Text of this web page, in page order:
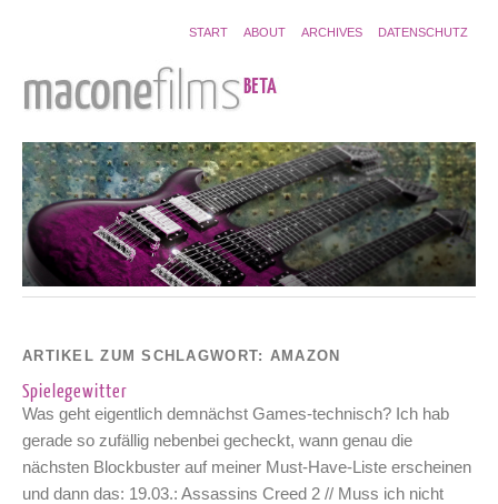
START ABOUT ARCHIVES DATENSCHUTZ
ARTIKEL ZUM SCHLAGWORT: AMAZON
Spielegewitter
Was geht eigentlich demnächst Games-technisch? Ich hab
gerade so zufällig nebenbei gecheckt, wann genau die
nächsten Blockbuster auf meiner Must-Have-Liste erscheinen
und dann das: 19.03.: Assassins Creed 2 // Muss ich nicht